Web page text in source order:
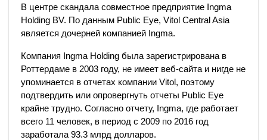
В центре скандала совместное предприятие Ingma
Holding BV. По данным Public Eye, Vitol Central Asia
является дочерней компанией Ingma.
Компания Ingma Holding была зарегистрирована в
Роттердаме в 2003 году, не имеет веб-сайта и нигде не
упоминается в отчетах компании Vitol, поэтому
подтвердить или опровергнуть отчеты Public Eye
крайне трудно. Согласно отчету, Ingma, где работает
всего 11 человек, в период с 2009 по 2016 год
заработала 93.3 млрд долларов.